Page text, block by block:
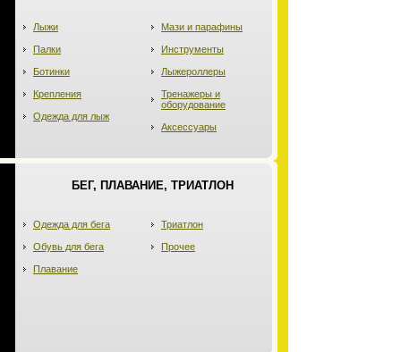
Лыжи
Палки
Ботинки
Крепления
Одежда для лыж
Мази и парафины
Инструменты
Лыжероллеры
Тренажеры и
оборудование
Аксессуары
БЕГ, ПЛАВАНИЕ, ТРИАТЛОН
Одежда для бега
Обувь для бега
Плавание
Триатлон
Прочее